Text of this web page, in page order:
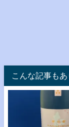
こんな記事も